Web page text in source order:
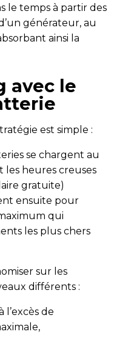
le temps à partir des
générateur, au
ainsi la
avec le
est simple :
se chargent au
les heures creuses
gratuite)
ensuite pour
qui
les plus chers
sur les
différents :
l’excès de